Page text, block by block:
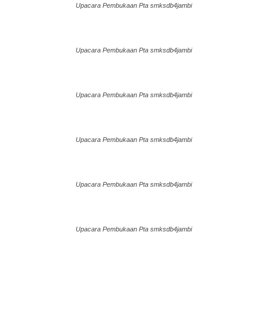
Upacara Pembukaan Pta smksdb4jambi
Upacara Pembukaan Pta smksdb4jambi
Upacara Pembukaan Pta smksdb4jambi
Upacara Pembukaan Pta smksdb4jambi
Upacara Pembukaan Pta smksdb4jambi
Upacara Pembukaan Pta smksdb4jambi